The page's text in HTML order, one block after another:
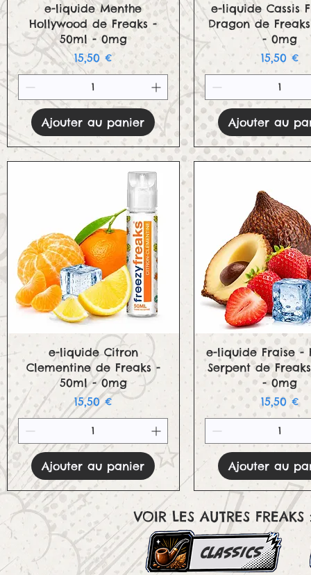
Aperçu rapide
e-liquide Menthe
Hollywood de Freaks -
50ml - 0mg
Prix
15,50 €
Ajouter au panier
Aperçu
e-liquide Cassis
Dragon de
- 0mg
Prix
15,50 €
Ajouter au
Aperçu rapide
e-liquide Citron
Clementine de Freaks -
50ml - 0mg
Prix
15,50 €
Ajouter au panier
Aperçu
e-liquide Fraise -
Serpent de
- 0mg
Prix
15,50 €
Ajouter au
VOIR LES AUTRES FREAKS
classics